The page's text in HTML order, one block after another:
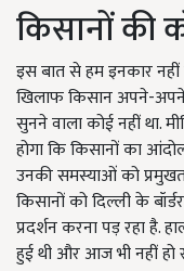
किसानों की
इस बात से हम इनकार
खिलाफ किसान अपने-अपने
सुनने वाला कोई नहीं था.
होगा कि किसानों का
उनकी समस्याओं को
किसानों को दिल्ली के
प्रदर्शन करना पड़ रहा है.
हुई थी और आज भी नहीं हो